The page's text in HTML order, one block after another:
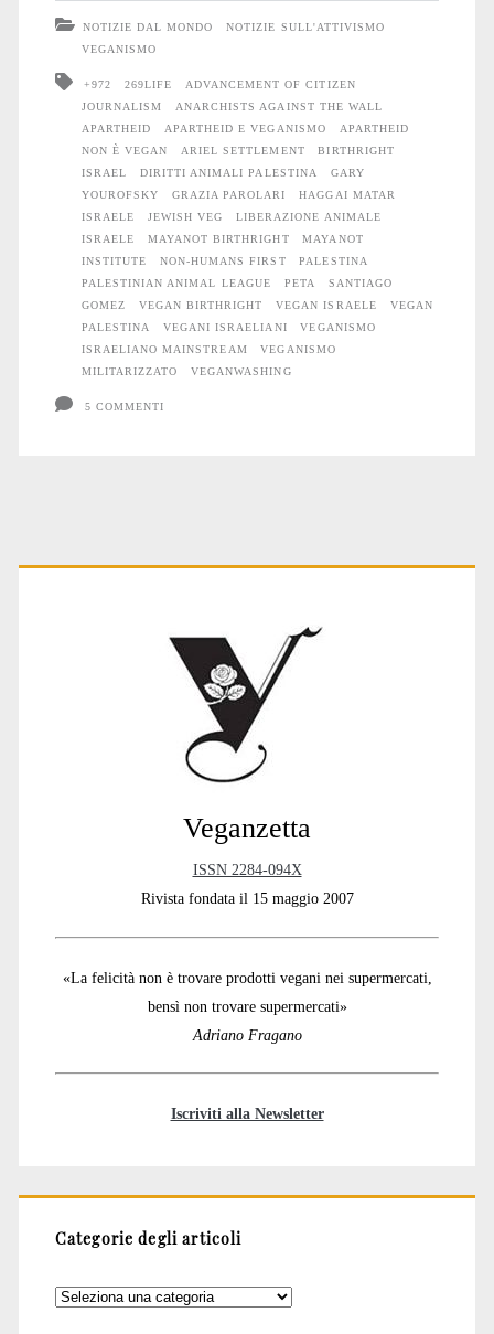
vegano
NOTIZIE DAL MONDO
NOTIZIE SULL'ATTIVISMO
VEGANISMO
+972 269LIFE
ADVANCEMENT OF CITIZEN
JOURNALISM
ANARCHISTS AGAINST THE WALL
APARTHEID
APARTHEID E VEGANISMO
APARTHEID
NON È VEGAN
ARIEL SETTLEMENT
BIRTHRIGHT
ISRAEL
DIRITTI ANIMALI PALESTINA
GARY
YOUROFSKY
GRAZIA PAROLARI
HAGGAI MATAR
ISRAELE
JEWISH VEG
LIBERAZIONE ANIMALE
ISRAELE
MAYANOT BIRTHRIGHT
MAYANOT
INSTITUTE
NON-HUMANS FIRST
PALESTINA
PALESTINIAN ANIMAL LEAGUE
PETA
SANTIAGO
GOMEZ
VEGAN BIRTHRIGHT VEGAN ISRAELE
VEGAN
PALESTINA
VEGANI ISRAELIANI
VEGANISMO
ISRAELIANO MAINSTREAM
VEGANISMO
MILITARIZZATO
VEGANWASHING
5 COMMENTI
Primary
Veganzetta
ISSN 2284-094X
Rivista fondata il 15 maggio 2007
«La felicità non è trovare prodotti vegani nei supermercati,
bensì non trovare supermercati»
Adriano Fragano
Iscriviti alla Newsletter
Categorie degli articoli
Categorie